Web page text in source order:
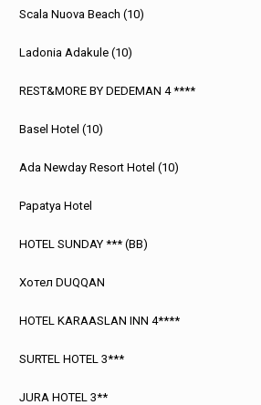
Scala Nuova Beach (10)
Ladonia Adakule (10)
REST&MORE BY DEDEMAN 4 ****
Basel Hotel (10)
Ada Newday Resort Hotel (10)
Papatya Hotel
HOTEL SUNDAY *** (BB)
Хотел DUQQAN
HOTEL KARAASLAN INN 4****
SURTEL HOTEL 3***
JURA HOTEL 3**